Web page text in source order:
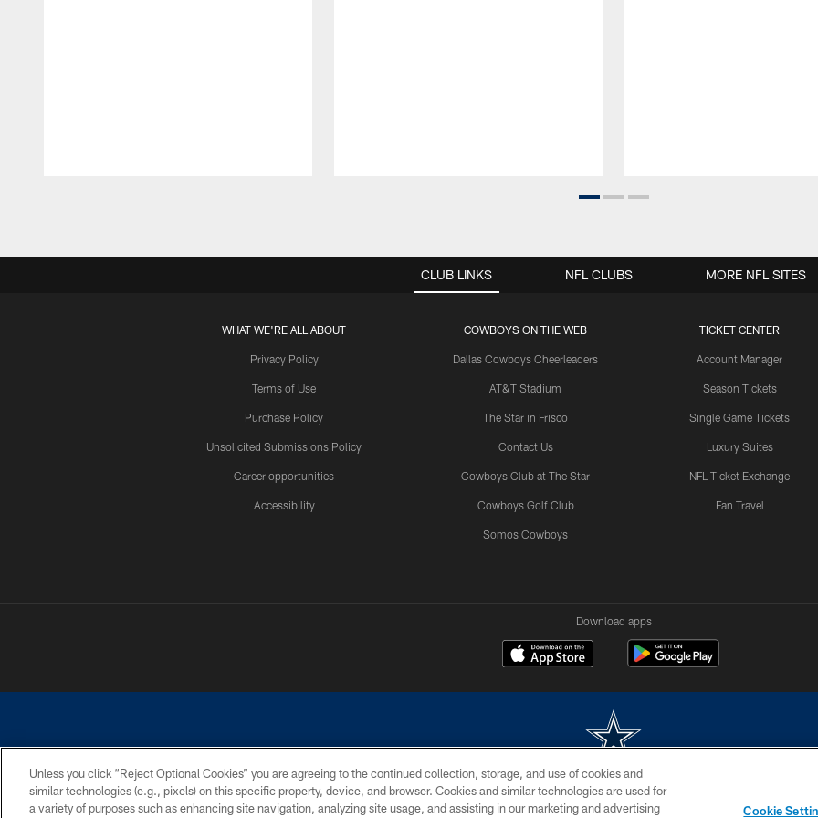
CLUB LINKS
WHAT WE'RE ALL ABOUT
Privacy Policy
Terms of Use
Purchase Policy
Unsolicited Submissions Policy
Career opportunities
Accessibility
COWBOYS ON THE WEB
Dallas Cowboys Cheerleaders
AT&T Stadium
The Star in Frisco
Contact Us
Cowboys Club at The Star
Cowboys Golf Club
Somos Cowboys
TICKET CENTER
Account Manager
Season Tickets
Single Game Tickets
Luxury Suites
NFL Ticket Exchange
Fan Travel
NFL CLUBS MORE NFL SITES
Download apps
©2026 Dallas Cowboys. All rights reserved. Do not duplicate in any form without permission of the Dallas Cowboys. The Dallas Cowboys Cheerleaders will not
Unless you click “Reject Optional Cookies” you are agreeing to the continued collection, storage, and use of cookies and
similar technologies (e.g., pixels) on this specific property, device, and browser. Cookies and similar technologies are used for
a variety of purposes such as enhancing site navigation, analyzing site usage, and assisting in our marketing and advertising
Cookie